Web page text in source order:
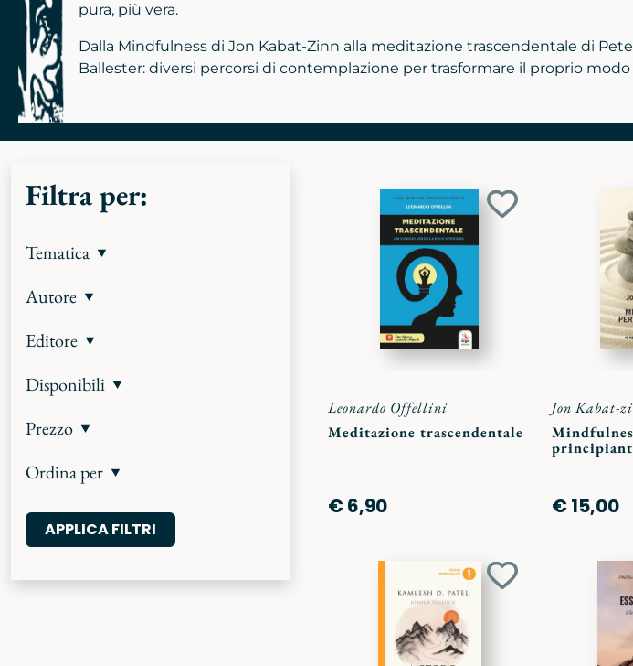
pura, più vera.
Dalla Mindfulness di Jon Kabat-Zinn alla meditazione trascendentale di
Ballester: diversi percorsi di contemplazione per trasformare il proprio
Filtra per:
Tematica
Autore
Editore
Disponibili
Prezzo
Ordina per
Aggiungi
Leonardo Offellini
Meditazione trascendentale
€ 6,90
Jon Kabat-
€ 15,00
Aggiungi